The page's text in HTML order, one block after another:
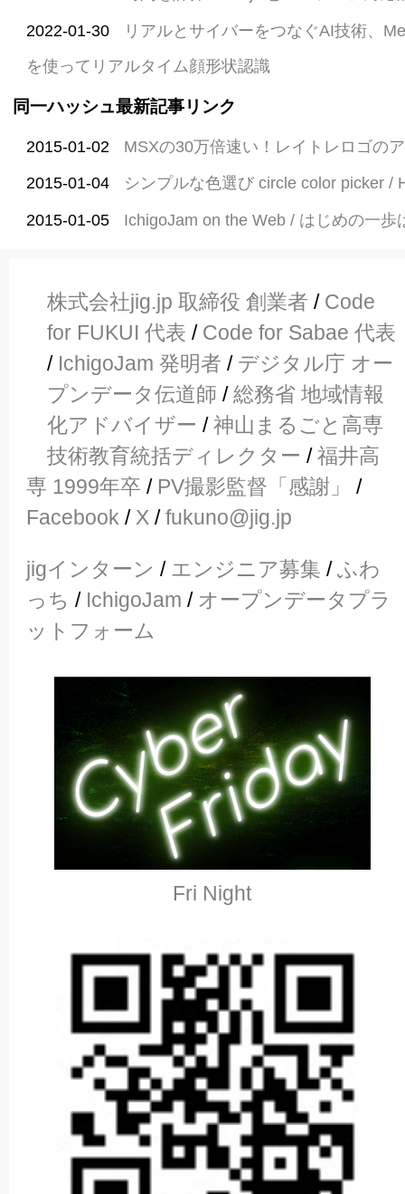
2022-01-30
リアルとサイバーをつなぐAI技術、
を使ってリアルタイム顔形状認識
同一ハッシュ最新記事リンク
2015-01-02 MSXの30万倍速い！レイトレロゴの
2015-01-04 シンプルな色選び circle color picker /
2015-01-05 IchigoJam on the Web / はじめの一歩
株式会社jig.jp 取締役 創業者 / Code
for FUKUI 代表 / Code for Sabae 代表
/ IchigoJam 発明者 / デジタル庁 オー
プンデータ伝道師 /総務省 地域情報
化アドバイザー /神山まるごと高専
技術教育統括ディレクター /福井高
専 1999年卒 / PV撮影監督「感謝」
/
Facebook / X /fukuno@jig.jp
jigインターン / エンジニア募集 /ふわ
っち / IchigoJam / オープンデータプラ
ットフォーム
Fri Night